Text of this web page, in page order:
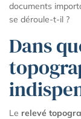
documents
se déroule-t-il ?
Dans
Le relevé